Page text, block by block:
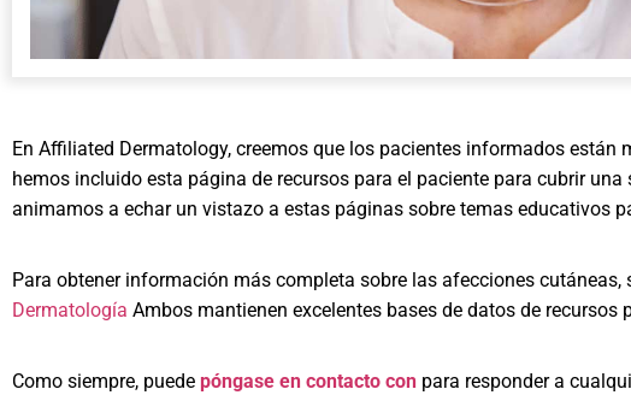
En Affiliated Dermatology, creemos que los pacientes informados
hemos incluido esta página de recursos para el paciente para cubrir
animamos a echar un vistazo a estas páginas sobre temas educativos
Para obtener información más completa sobre las afecciones cutáneas,
Dermatología Ambos mantienen excelentes bases de datos de recursos
Como siempre, puede póngase en contacto con para responder a